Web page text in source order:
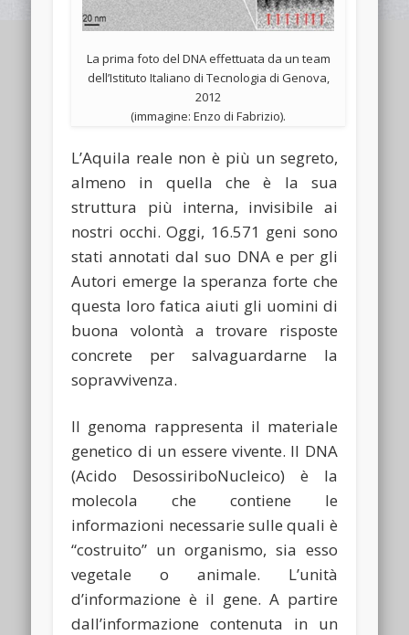
La prima foto del DNA effettuata da un team
dell’Istituto Italiano di Tecnologia di Genova,
2012
(immagine: Enzo di Fabrizio).
L’Aquila reale non è più un segreto,
almeno in quella che è la sua
struttura più interna, invisibile ai
nostri occhi. Oggi, 16.571 geni sono
stati annotati dal suo DNA e per gli
Autori emerge la speranza forte che
questa loro fatica aiuti gli uomini di
buona volontà a trovare risposte
concrete per salvaguardarne la
sopravvivenza.
Il genoma rappresenta il materiale
genetico di un essere vivente. Il DNA
(Acido DesossiriboNucleico) è la
molecola che contiene le
informazioni necessarie sulle quali è
“costruito” un organismo, sia esso
vegetale o animale. L’unità
d’informazione è il gene. A partire
dall’informazione contenuta in un